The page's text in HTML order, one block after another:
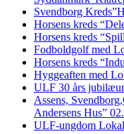
Svendborg
Horsens kreds
Horsens kreds
Fodboldgolf med
Horsens kreds
Hyggeaften med
ULF 30 års
Assens,
Andersens Hus”
ULF-ungdom